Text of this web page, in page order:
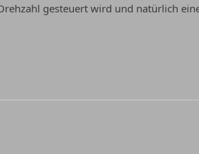
gesteuert wird und natürlich